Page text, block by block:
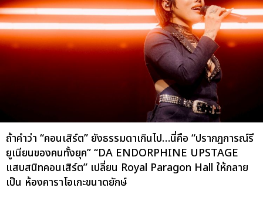
ถ้าคำว่า “คอนเสิร์ต” ยังธรรมดาเกินไป…นี่คือ “ปรากฏการณ์รี
ยูเนียนของคนทั้งยุค” “DA ENDORPHINE UPSTAGE
แสบสนิทคอนเสิร์ต” เปลี่ยน Royal Paragon Hall ให้กลาย
เป็น ห้องคาราโอเกะขนาดยักษ์